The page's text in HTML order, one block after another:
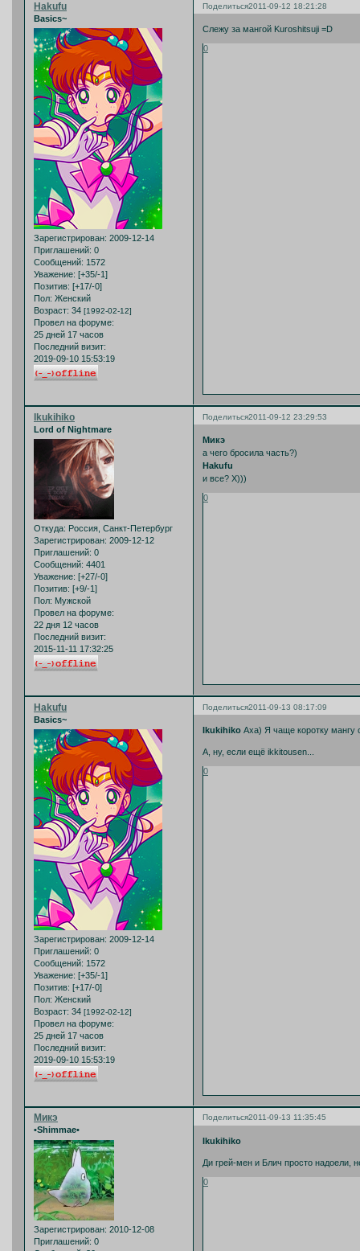
Поделиться2011-09-12 18:21:28
Hakufu
Basics~
Зарегистрирован: 2009-12-14
Приглашений: 0
Сообщений: 1572
Уважение: [+35/-1]
Позитив: [+17/-0]
Пол: Женский
Возраст: 34 [1992-02-12]
Провел на форуме:
25 дней 17 часов
Последний визит:
2019-09-10 15:53:19
Слежу за мангой Kuroshitsuji =D
0
Поделиться2011-09-12 23:29:53
Ikukihiko
Lord of Nightmare
Откуда: Россия, Санкт-Петербург
Зарегистрирован: 2009-12-12
Приглашений: 0
Сообщений: 4401
Уважение: [+27/-0]
Позитив: [+9/-1]
Пол: Мужской
Провел на форуме:
22 дня 12 часов
Последний визит:
2015-11-11 17:32:25
Микэ
а чего бросила часть?)
Hakufu
и все? Х)))
0
Поделиться2011-09-13 08:17:09
Hakufu
Basics~
Зарегистрирован: 2009-12-14
Приглашений: 0
Сообщений: 1572
Уважение: [+35/-1]
Позитив: [+17/-0]
Пол: Женский
Возраст: 34 [1992-02-12]
Провел на форуме:
25 дней 17 часов
Последний визит:
2019-09-10 15:53:19
Ikukihiko Аха) Я чаще коротку мангу
А, ну, если ещё ikkitousen...
0
Поделиться2011-09-13 11:35:45
Микэ
•Shimmae•
Зарегистрирован: 2010-12-08
Приглашений: 0
Ikukihiko
Ди грей-мен и Блич просто надоели,
0